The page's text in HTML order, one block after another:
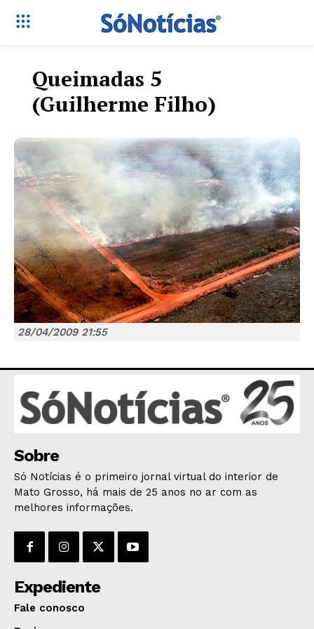
Só Notícias
HOME
POLÍTICA
POLÍCIA
ESPORTES
ECONOMIA
GERAL
EDUCAÇÃO
Queimadas 5
(Guilherme Filho)
28/04/2009 21:55
Sobre
Só Notícias é o primeiro jornal virtual do interior de
Mato Grosso, há mais de 25 anos no ar com as
melhores informações.
Expediente
Fale conosco